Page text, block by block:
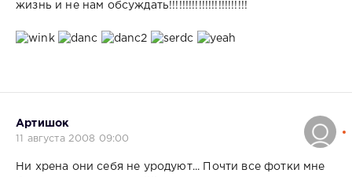
жизнь и не нам обсуждать!!!!!!!!!!!!!!!!!!!!!!!!
Артишок
11 августа 2008 09:00
Ни хрена они себя не уродуют... Почти все фотки мне